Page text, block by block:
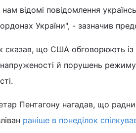
відомі повідомлення
України", - зазначив
сказав, що США обговорюють
й порушень
Пентагону нагадав, що
раніше в понеділок